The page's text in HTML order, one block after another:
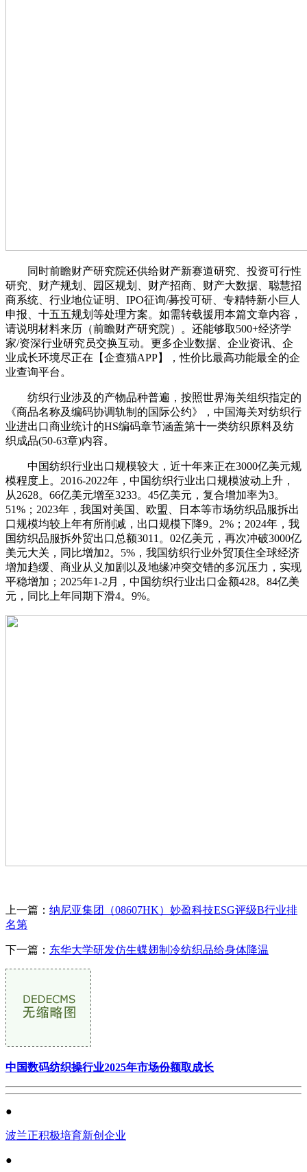
同时前瞻财产研究院还供给财产新赛道研究、投资可行性
研究、财产规划、园区规划、财产招商、财产大数据、聪慧招
商系统、行业地位证明、IPO征询/募投可研、专精特新小巨人
申报、十五五规划等处理方案。如需转载援用本篇文章内容，
请说明材料来历（前瞻财产研究院）。还能够取500+经济学
家/资深行业研究员交换互动。更多企业数据、企业资讯、企
业成长环境尽正在【企查猫APP】，性价比最高功能最全的企
业查询平台。
纺织行业涉及的产物品种普遍，按照世界海关组织指定的
《商品名称及编码协调轨制的国际公约》，中国海关对纺织行
业进出口商业统计的HS编码章节涵盖第十一类纺织原料及纺
织成品(50-63章)内容。
中国纺织行业出口规模较大，近十年来正在3000亿美元规
模程度上。2016-2022年，中国纺织行业出口规模波动上升，
从2628。66亿美元增至3233。45亿美元，复合增加率为3。
51%；2023年，我国对美国、欧盟、日本等市场纺织品服拆出
口规模均较上年有所削减，出口规模下降9。2%；2024年，我
国纺织品服拆外贸出口总额3011。02亿美元，再次冲破3000亿
美元大关，同比增加2。5%，我国纺织行业外贸顶住全球经济
增加趋缓、商业从义加剧以及地缘冲突交错的多沉压力，实现
平稳增加；2025年1-2月，中国纺织行业出口金额428。84亿美
元，同比上年同期下滑4。9%。
上一篇： 纳尼亚集团（08607HK）妙盈科技ESG评级B行业排
名第
下一篇： 东华大学研发仿生蝶翅制冷纺织品给身体降温
中国数码纺织操行业2025年市场份额取成长
●
波兰正积极培育新创企业
●